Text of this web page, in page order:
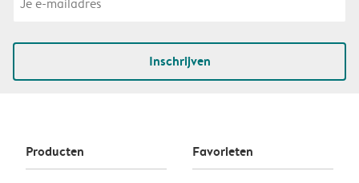
Inschrijven
Producten Favorieten